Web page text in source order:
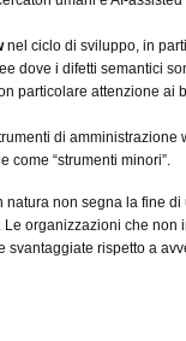
nel ciclo di sviluppo, in
dove i difetti semantici
particolare attenzione ai
di amministrazione
“strumenti minori”.
non segna la fine di
organizzazioni che non
svantaggiate rispetto a